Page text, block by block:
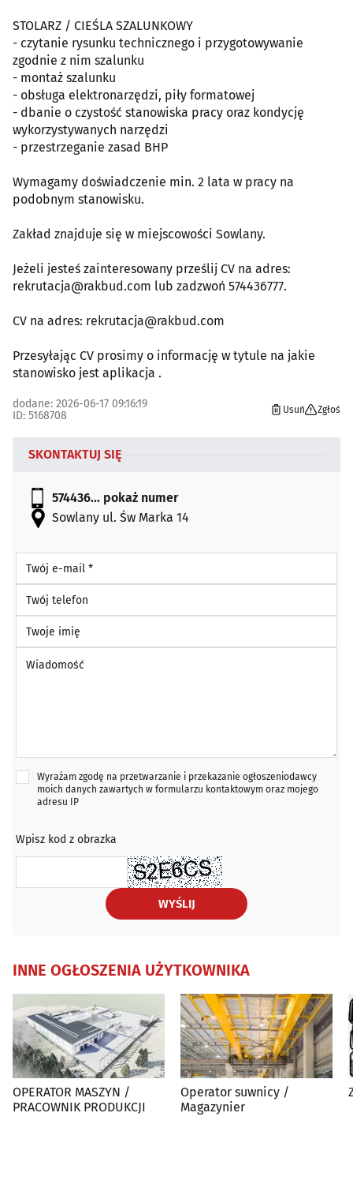
STOLARZ / CIEŚLA SZALUNKOWY
- czytanie rysunku technicznego i przygotowywanie
zgodnie z nim szalunku
- montaż szalunku
- obsługa elektronarzędzi, piły formatowej
- dbanie o czystość stanowiska pracy oraz kondycję
wykorzystywanych narzędzi
- przestrzeganie zasad BHP
Wymagamy doświadczenie min. 2 lata w pracy na
podobnym stanowisku.
Zakład znajduje się w miejscowości Sowlany.
Jeżeli jesteś zainteresowany prześlij CV na adres:
rekrutacja@rakbud.com lub zadzwoń 574436777.
CV na adres: rekrutacja@rakbud.com
Przesyłając CV prosimy o informację w tytule na jakie
stanowisko jest aplikacja .
dodane: 2026-06-17 09:16:19
ID: 5168708
Usuń Zgłoś
SKONTAKTUJ SIĘ
574436... pokaż numer
Sowlany ul. Św Marka 14
Twój e-mail *
Twój telefon
Twoje imię
Wyrażam zgodę na przetwarzanie i przekazanie ogłoszeniodawcy
moich danych zawartych w formularzu kontaktowym oraz mojego
adresu IP
Wpisz kod z obrazka
WYŚLIJ
INNE OGŁOSZENIA UŻYTKOWNIKA
OPERATOR MASZYN /
PRACOWNIK PRODUKCJI
Operator suwnicy /
Magazynier